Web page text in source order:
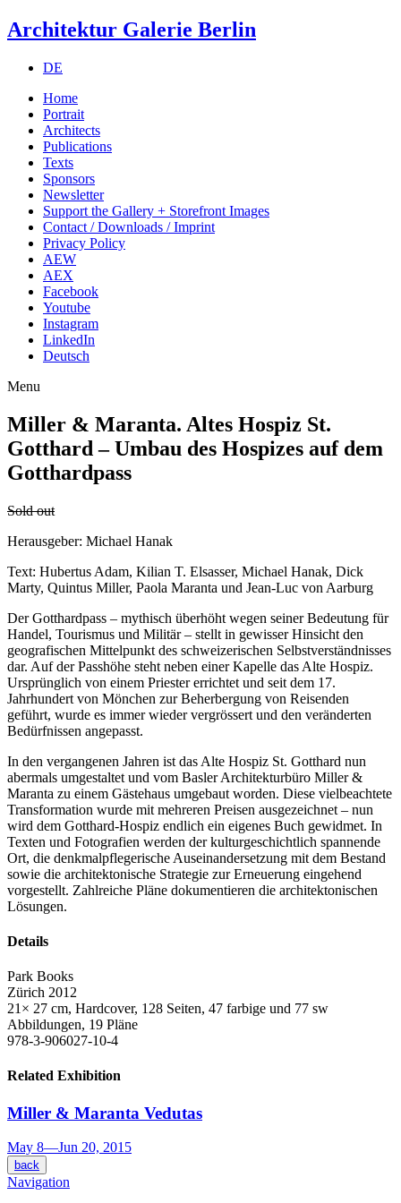
Architektur Galerie Berlin
DE
Home
Portrait
Architects
Publications
Texts
Sponsors
Newsletter
Support the Gallery + Storefront Images
Contact / Downloads / Imprint
Privacy Policy
AEW
AEX
Facebook
Youtube
Instagram
LinkedIn
Deutsch
Menu
Miller & Maranta. Altes Hospiz St.
Gotthard – Umbau des Hospizes auf dem
Gotthardpass
Sold out
Herausgeber: Michael Hanak
Text: Hubertus Adam, Kilian T. Elsasser, Michael Hanak, Dick
Marty, Quintus Miller, Paola Maranta und Jean-Luc von Aarburg
Der Gotthardpass – mythisch überhöht wegen seiner Bedeutung für
Handel, Tourismus und Militär – stellt in gewisser Hinsicht den
geografischen Mittelpunkt des schweizerischen Selbstverständnisses
dar. Auf der Passhöhe steht neben einer Kapelle das Alte Hospiz.
Ursprünglich von einem Priester errichtet und seit dem 17.
Jahrhundert von Mönchen zur Beherbergung von Reisenden
geführt, wurde es immer wieder vergrössert und den veränderten
Bedürfnissen angepasst.
In den vergangenen Jahren ist das Alte Hospiz St. Gotthard nun
abermals umgestaltet und vom Basler Architekturbüro Miller &
Maranta zu einem Gästehaus umgebaut worden. Diese vielbeachtete
Transformation wurde mit mehreren Preisen ausgezeichnet – nun
wird dem Gotthard-Hospiz endlich ein eigenes Buch gewidmet. In
Texten und Fotografien werden der kulturgeschichtlich spannende
Ort, die denkmalpflegerische Auseinandersetzung mit dem Bestand
sowie die architektonische Strategie zur Erneuerung eingehend
vorgestellt. Zahlreiche Pläne dokumentieren die architektonischen
Lösungen.
Details
Park Books
Zürich 2012
21× 27 cm, Hardcover, 128 Seiten, 47 farbige und 77 sw
Abbildungen, 19 Pläne
978-3-906027-10-4
Related Exhibition
Miller & Maranta Vedutas
May 8—Jun 20, 2015
back
Navigation